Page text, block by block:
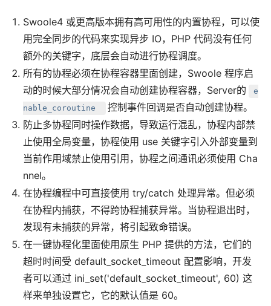
Swoole4 或更高版本拥有高可用性的内置协程，可以使
用完全同步的代码来实现异步 IO，PHP 代码没有任何
额外的关键字，底层会自动进行协程调度。
所有的协程必须在协程容器里面创建，Swoole 程序启
动的时候大部分情况会自动创建协程容器，Server的
e
nable_coroutine
控制事件回调是否自动创建协程。
防止多协程同时操作数据，导致运行混乱，协程内部禁
止使用全局变量，协程使用 use 关键字引入外部变量到
当前作用域禁止使用引用，协程之间通讯必须使用 Cha
nnel。
在协程编程中可直接使用 try/catch 处理异常。但必须
在协程内捕获，不得跨协程捕获异常。当协程退出时，
发现有未捕获的异常，将引起致命错误。
在一键协程化里面使用原生 PHP 提供的方法，它们的
超时时间受 default_socket_timeout 配置影响，开发
者可以通过 ini_set('default_socket_timeout', 60) 这
样来单独设置它，它的默认值是 60。